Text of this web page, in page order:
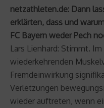
netzathleten.de: Dann
erklärten, dass und
FC Bayern weder Pech
Lars Lienhard: Stimmt.
wiederkehrenden
Fremdeinwirkung
Verletzungen
wieder auftreten, wenn